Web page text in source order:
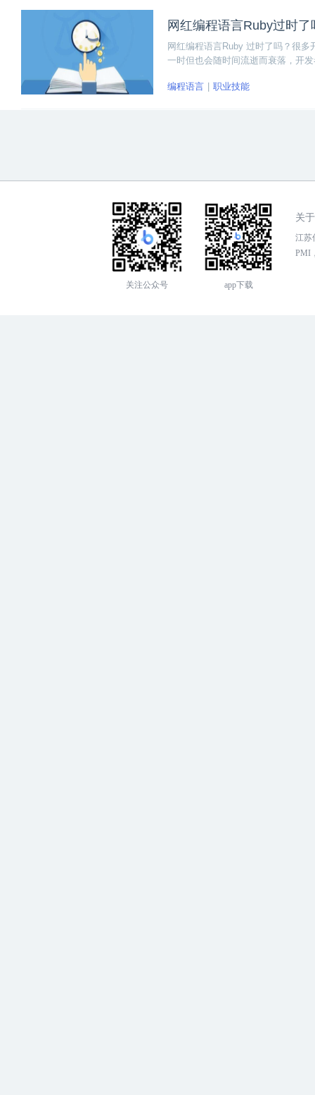
网红编程语言Ruby过时了
网红编程语言Ruby 过时了吗？很
一时但也会随时间流逝而衰落，开
编程语言 职业技能
关注公众号 app下载
关
江苏
PMI